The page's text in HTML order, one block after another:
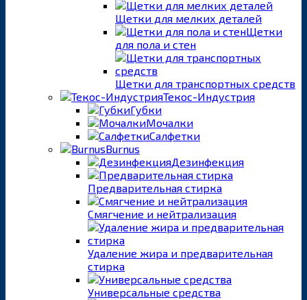
Щетки для мелких деталей
Щетки
для пола и стен
Щетки для транспортных средств
Текос-Индустрия
Губки
Мочалки
Салфетки
Burnus
Дезинфекция
Предварительная стирка
Смягчение и нейтрализация
Удаление жира и предварительная
стирка
Универсальные средства